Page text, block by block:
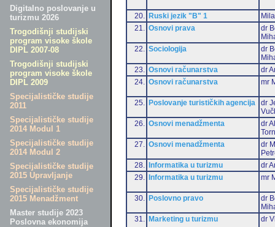
Digitalno poslovanje u
turizmu 2026
Trogodišnji studijski
program visoke škole
DIPL 2007-08
Trogodišnji studijski
program visoke škole
DIPL 2009
Specijalističke studije
2011
Specijalističke studije
2014 Modul 1
Specijalističke studije
2014 Modul 2
Specijalističke studije
2015 Upravljanje
Specijalističke studije
2015 Menadžment
Master studije 2023
Poslovna ekonomija
20. Ruski jezik "B" 1
21.
Osnovi prava
dr
22.
Sociologija
dr
23.
Osnovi računarstva
dr
24.
Osnovi računarstva mr
25. Poslovanje turističkih agencija
dr
26.
Osnovi menadžmenta
dr
27.
Osnovi menadžmenta
dr
28.
Informatika u turizmu
dr
29.
Informatika u turizmu mr
30. Poslovno pravo
dr
31.
Marketing u turizmu dr